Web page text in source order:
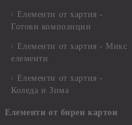
Елементи от хартия -
Готови композиции
Елементи от хартия - Микс
елементи
Елементи от хартия -
Коледа и Зима
Елементи от бирен картон